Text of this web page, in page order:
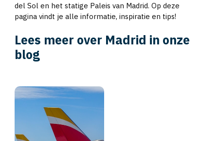
del Sol en het statige Paleis van Madrid. Op deze
pagina vindt je alle informatie, inspiratie en tips!
Lees meer over Madrid in onze
blog